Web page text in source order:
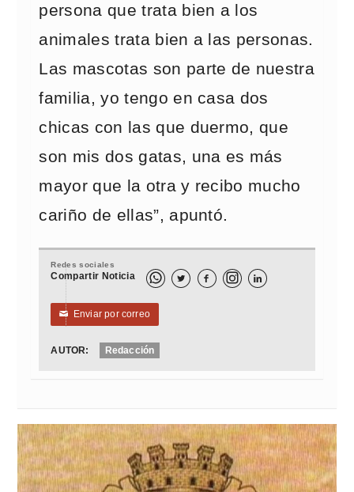
persona que trata bien a los
animales trata bien a las personas.
Las mascotas son parte de nuestra
familia, yo tengo en casa dos
chicas con las que duermo, que
son mis dos gatas, una es más
mayor que la otra y recibo mucho
cariño de ellas”, apuntó.
Redes sociales
Compartir Noticia   
✉ Enviar por correo
AUTOR: Redacción